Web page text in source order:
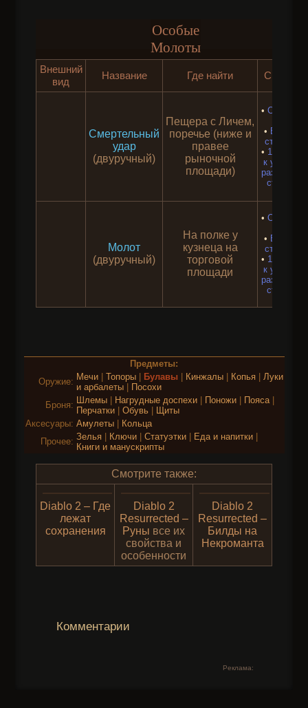
Особые
Молоты
Внешний
вид
Название Где найти
Смертельный
удар
(двуручный)
Пещера с Личем,
поречье (ниже и
правее
рыночной
площади)
•
• Бонусы к
статам 1-3
• 1-3
к урону 1-
стихиями
Молот
(двуручный)
На полке у
кузнеца на
торговой
площади
•
• Бонусы к
статам 1-3
• 1-3
к урону 1-
стихиями
Предметы:
Оружие: Мечи| Топоры| Булавы| Кинжалы| Копья| Луки
и арбалеты|
Посохи
Броня: Шлемы| Нагрудные доспехи| Поножи| Пояса|
Перчатки| Обувь|
Щиты
Аксесуары: Амулеты|
Кольца
Прочее: Зелья| Ключи| Статуэтки| Еда и напитки|
Книги и манускрипты
Смотрите также:
Diablo 2 – Где
лежат
сохранения
Diablo 2
Resurrected –
Руны все их
свойства и
особенности
Diablo 2
Resurrected –
Билды на
Некроманта
Комментарии
Реклама: